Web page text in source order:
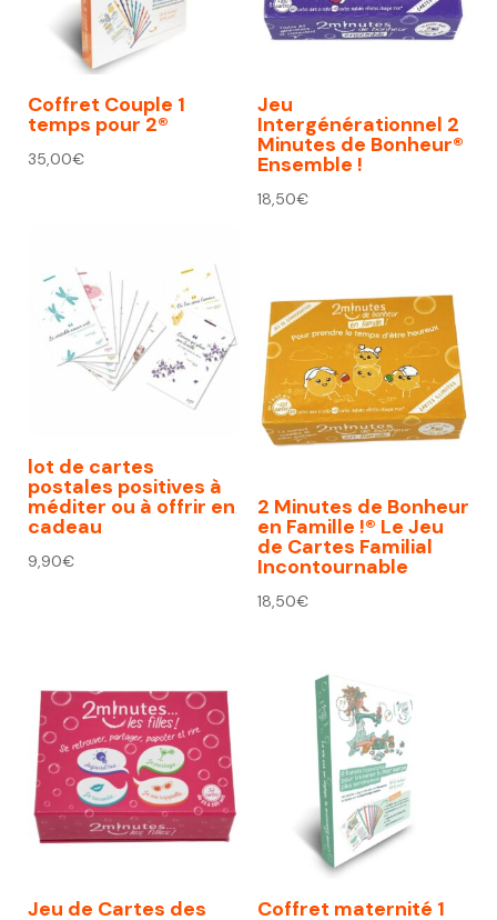
Coffret Couple 1
temps pour 2®
35,00€
Jeu
Intergénérationnel 2
Minutes de Bonheur®
Ensemble !
18,50€
lot de cartes
postales positives à
méditer ou à offrir en
cadeau
9,90€
2 Minutes de Bonheur
en Famille !® Le Jeu
de Cartes Familial
Incontournable
18,50€
Jeu de Cartes des Coffret maternité 1